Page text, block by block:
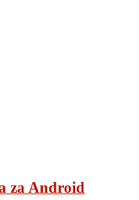
za Android